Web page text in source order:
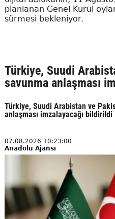
planlanan Genel Kurul
sürmesi bekleniyor.
Türkiye, Suudi
savunma anlaşması
Türkiye, Suudi Arabistan ve
anlaşması imzalayacağı bildirildi
07.08.2026 10:23:00
Anadolu Ajansı